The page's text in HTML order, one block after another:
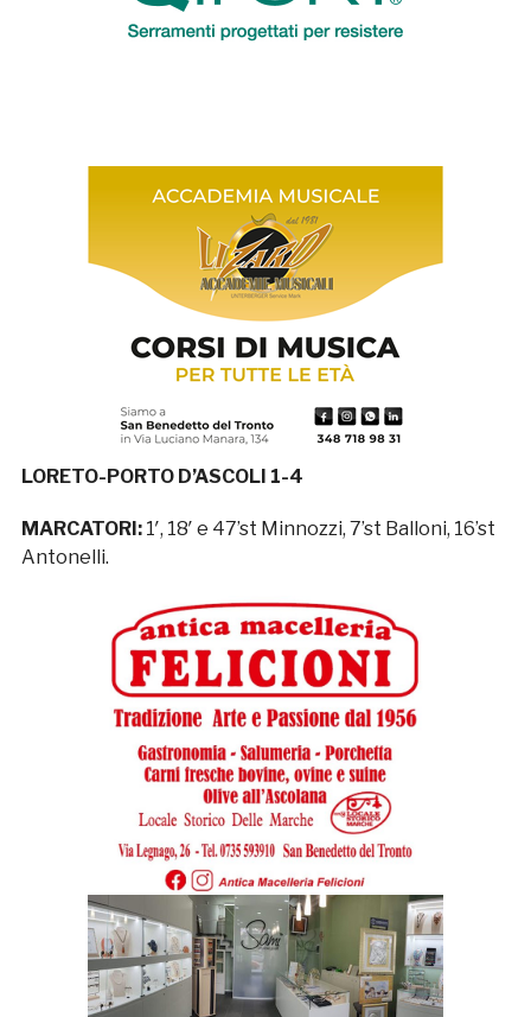
LORETO-PORTO D’ASCOLI 1-4
MARCATORI: 1′, 18′ e 47’st Minnozzi, 7’st Balloni, 16’st
Antonelli.